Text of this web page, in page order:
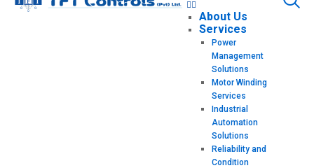
About Us
Services
Power
Management
Solutions
Motor Winding
Services
Industrial
Automation
Solutions
Reliability and
Condition